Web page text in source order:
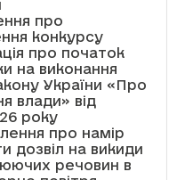
про
конкурсу
про початок
на виконання
України «Про
влади» від
року
про намір
дозвіл на викиди
речовин в